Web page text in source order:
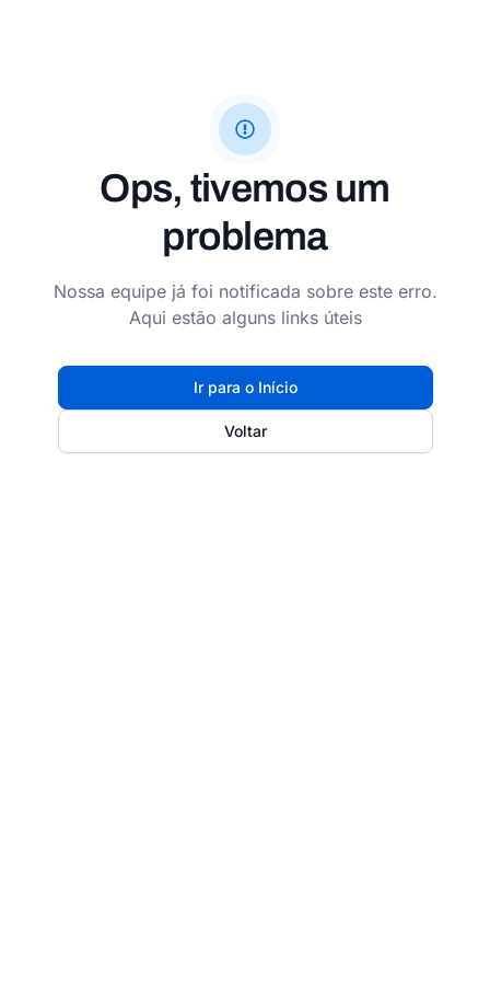
Ops, tivemos um
problema
Nossa equipe já foi notificada sobre este erro.
Aqui estão alguns links úteis
Ir para o Início
Voltar